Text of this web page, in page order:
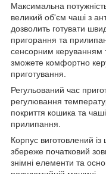
Максимальна
великий об'єм чаші з
дозволить готувати
пригорання та
сенсорним керуванням
зможете комфортно
приготування.
Регульований час
регулювання
покриття кошика та
прилипання.
Корпус виготовлений із
збереже початковий
знімні елементи та